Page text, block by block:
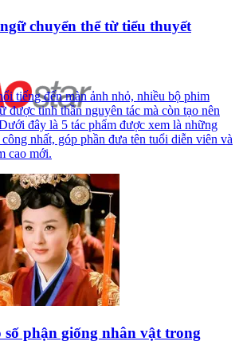
chuyển thể từ tiểu thuyết
tiếng đến màn ảnh nhỏ, nhiều bộ phim
được tinh thần nguyên tác mà còn tạo nên
đây là 5 tác phẩm được xem là những
nhất, góp phần đưa tên tuổi diễn viên và
cao mới.
số phận giống nhân vật trong